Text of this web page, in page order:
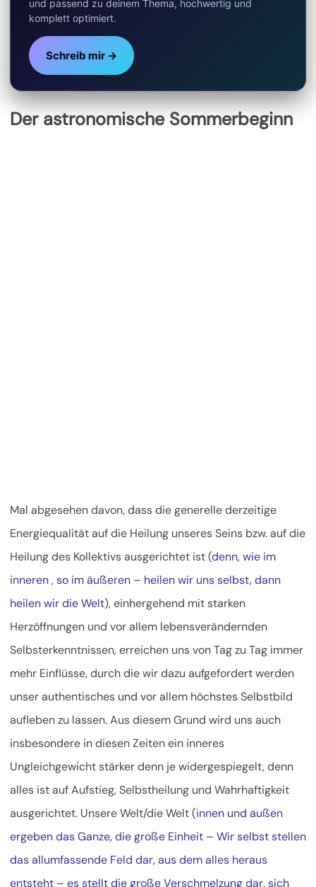
und passend zu deinem Thema, hochwertig und
komplett optimiert.
Schreib mir →
Der astronomische Sommerbeginn
Mal abgesehen davon, dass die generelle derzeitige
Energiequalität auf die Heilung unseres Seins bzw. auf die
Heilung des Kollektivs ausgerichtet ist (denn, wie im
inneren , so im äußeren – heilen wir uns selbst, dann
heilen wir die Welt), einhergehend mit starken
Herzöffnungen und vor allem lebensverändernden
Selbsterkenntnissen, erreichen uns von Tag zu Tag immer
mehr Einflüsse, durch die wir dazu aufgefordert werden
unser authentisches und vor allem höchstes Selbstbild
aufleben zu lassen. Aus diesem Grund wird uns auch
insbesondere in diesen Zeiten ein inneres
Ungleichgewicht stärker denn je widergespiegelt, denn
alles ist auf Aufstieg, Selbstheilung und Wahrhaftigkeit
ausgerichtet. Unsere Welt/die Welt (innen und außen
ergeben das Ganze, die große Einheit – Wir selbst stellen
das allumfassende Feld dar, aus dem alles heraus
entsteht – es stellt die große Verschmelzung dar, sich